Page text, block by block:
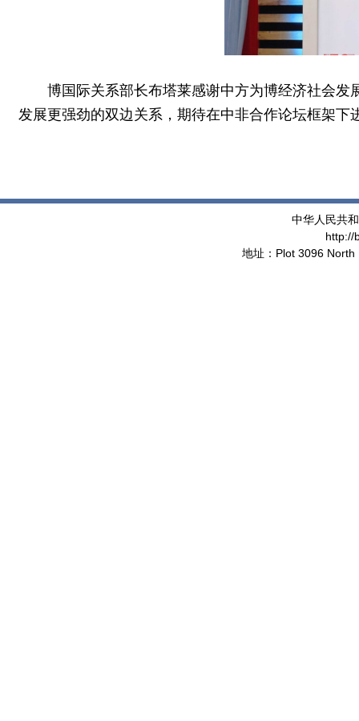
博国际关系部长布塔莱感谢中方为博经济社会
发展更强劲的双边关系，期待在中非合作论坛框架下
中华人民共
http://
地址：Plot 3096